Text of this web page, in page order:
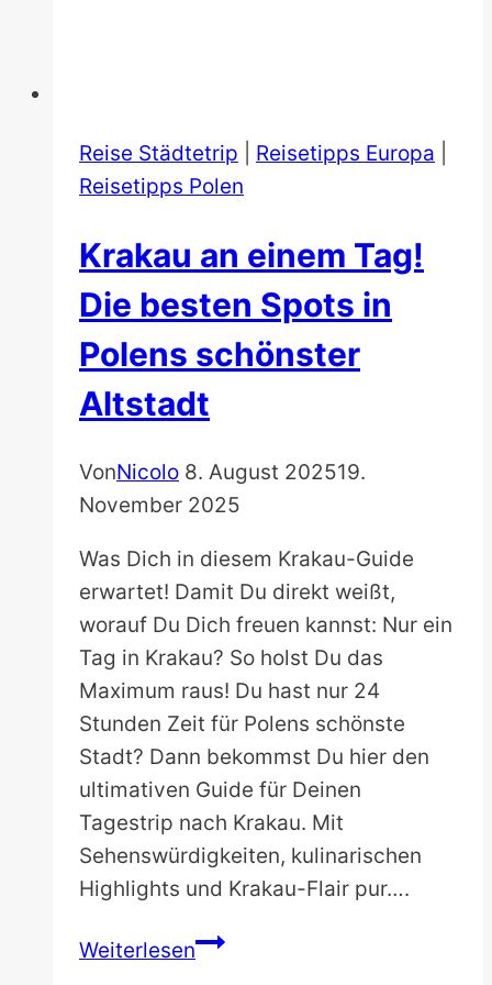
Reise Städtetrip Reisetipps Europa
Reisetipps Polen
Krakau an einem Tag!
Die besten Spots in
Polens schönster
Altstadt
VonNicolo 8. August 202519.
November 2025
Was Dich in diesem Krakau-Guide
erwartet! Damit Du direkt weißt,
worauf Du Dich freuen kannst: Nur ein
Tag in Krakau? So holst Du das
Maximum raus! Du hast nur 24
Stunden Zeit für Polens schönste
Stadt? Dann bekommst Du hier den
ultimativen Guide für Deinen
Tagestrip nach Krakau. Mit
Sehenswürdigkeiten, kulinarischen
Highlights und Krakau-Flair pur….
WeiterlesenKrakau